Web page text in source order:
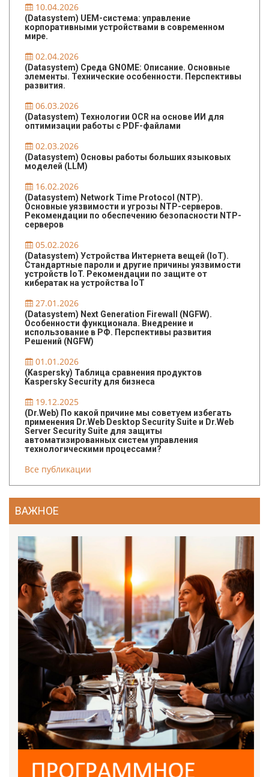
10.04.2026
(Datasystem) UEM-система: управление
корпоративными устройствами в современном
мире.
02.04.2026
(Datasystem) Среда GNOME: Описание. Основные
элементы. Технические особенности. Перспективы
развития.
06.03.2026
(Datasystem) Технологии OCR на основе ИИ для
оптимизации работы с PDF-файлами
02.03.2026
(Datasystem) Основы работы больших языковых
моделей (LLM)
16.02.2026
(Datasystem) Network Time Protocol (NTP).
Основные уязвимости и угрозы NTP-серверов.
Рекомендации по обеспечению безопасности NTP-
серверов
05.02.2026
(Datasystem) Устройства Интернета вещей (IoT).
Стандартные пароли и другие причины уязвимости
устройств IoT. Рекомендации по защите от
кибератак на устройства IoT
27.01.2026
(Datasystem) Next Generation Firewall (NGFW).
Особенности функционала. Внедрение и
использование в РФ. Перспективы развития
Решений (NGFW)
01.01.2026
(Kaspersky) Таблица сравнения продуктов
Kaspersky Security для бизнеса
19.12.2025
(Dr.Web) По какой причине мы советуем избегать
применения Dr.Web Desktop Security Suite и Dr.Web
Server Security Suite для защиты
автоматизированных систем управления
технологическими процессами?
Все публикации
ВАЖНОЕ